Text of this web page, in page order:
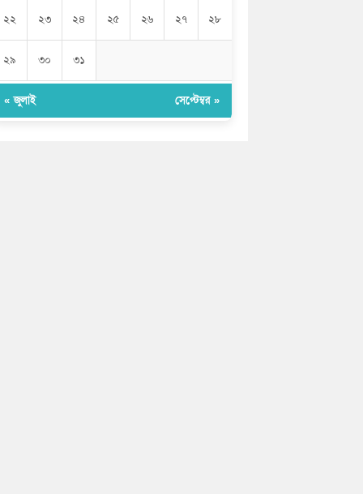
২২ ২৩ ২৪ ২৫ ২৬ ২৭ ২৮
২৯ ৩০ ৩১
« জুলাই সেপ্টেম্বর »